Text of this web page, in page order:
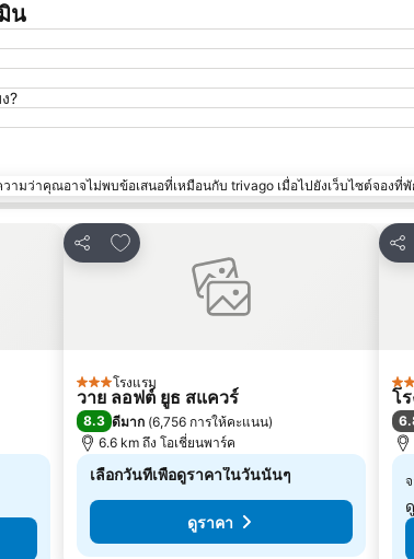
น
?
ามว่าคุณอาจไม่พบข้อเสนอที่เหมือนกับ trivago เมื่อไปยังเว็บไซต์จองที่
แชร์
เพิ่มในรายการโปรด
3 ดาวโรงแรม
วาย ลอฟต์ ยูธ สแควร์
8.3 ดีมาก (6,756 การให้คะแนน)
6.6 km ถึง โอเชี่ยนพาร์ค
เลือกวันที่เพื่อดูราคาในวันนั้นๆ
ดูราคา
แช
3
โ